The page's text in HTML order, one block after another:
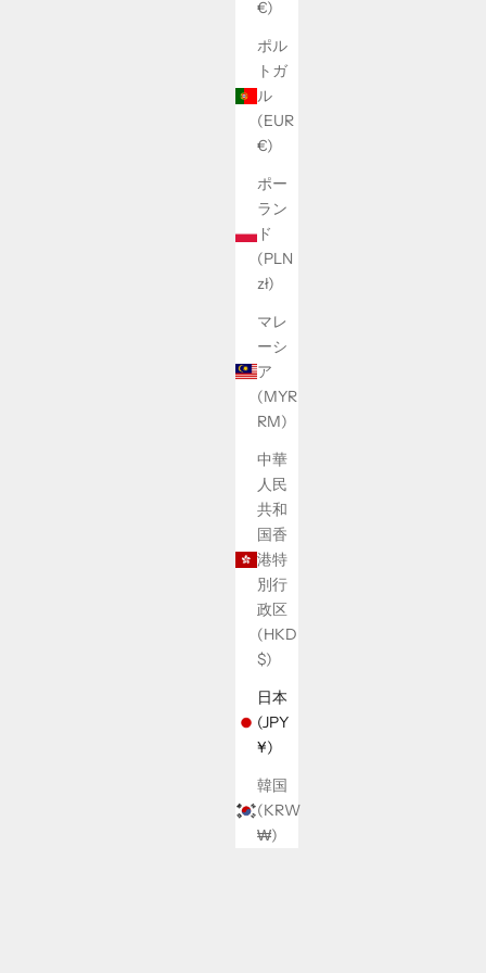
€)
ポル
トガ
ル
(EUR
€)
ポー
ラン
ド
(PLN
zł)
マレ
ーシ
ア
(MYR
RM)
中華
人民
共和
国香
港特
別行
政区
(HKD
$)
日本
(JPY
¥)
韓国
(KRW
₩)